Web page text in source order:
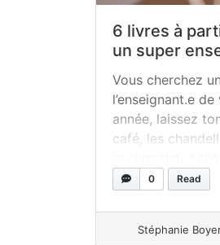
6 livres à
un super
Vous cherchez
l’enseignant.e
année, laissez
café, les
même montant,
suggestions
âges, du
0 Read
Stéphanie